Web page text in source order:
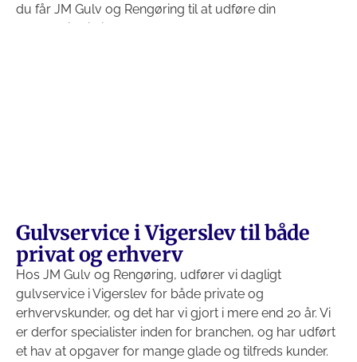
du får JM Gulv og Rengøring til at udføre din
gulvservice i Vigerslev.
Gulvservice i Vigerslev til både
privat og erhverv
Hos JM Gulv og Rengøring, udfører vi dagligt
gulvservice i Vigerslev for både private og
erhvervskunder, og det har vi gjort i mere end 20 år. Vi
er derfor specialister inden for branchen, og har udført
et hav at opgaver for mange glade og tilfreds kunder.